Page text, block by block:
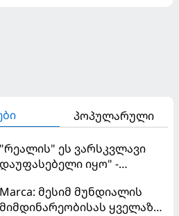
პოპულარული
"რეალის" ეს ვარსკვლავი
დაუფასებელი იყო" -
თანაგუნდელზე ისაუბრა
Marca: მესიმ მუნდიალის
მიმდინარეობისას ყველაზე